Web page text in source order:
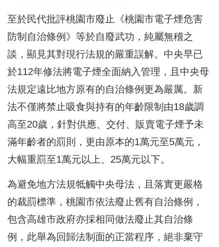
至於民代批評桃園市廢止《桃園市電子煙危害
防制自治條例》等於自廢武功，純屬無稽之
談，顯見其對現行法規的嚴重誤解。中央早已
於112年修法將電子煙全面納入管理，且中央母
法規定遠比地方原有的自治條例更為嚴厲。新
法不僅將禁止吸食與持有的年齡限制由18歲調
高至20歲，針對供應、交付、販賣電子煙予未
滿年齡者的罰則，更由原本的1萬元至5萬元，
大幅重罰至1萬元以上、25萬元以下。
為避免地方法規牴觸中央母法，且落實更嚴格
的裁罰標準，桃園市依法廢止舊有自治條例，
包含高雄市政府亦採相同做法廢止其自治條
例，此舉為回歸法制面的正當程序，絕非棄守